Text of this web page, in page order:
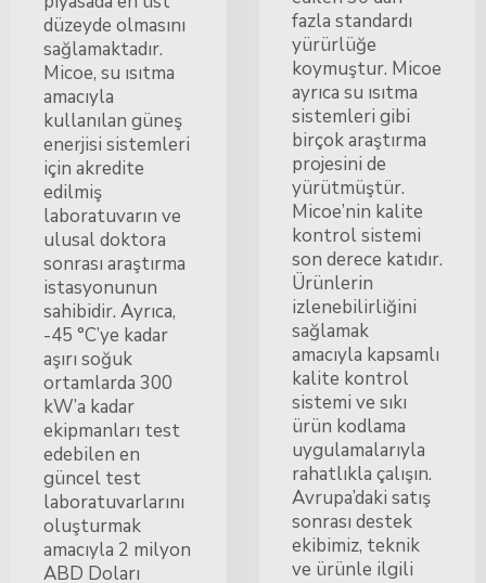
düzeyde olmasını
sağlamaktadır.
Micoe, su ısıtma
amacıyla
kullanılan güneş
enerjisi sistemleri
için akredite
edilmiş
laboratuvarın ve
ulusal doktora
sonrası araştırma
istasyonunun
sahibidir. Ayrıca,
-45 °C’ye kadar
aşırı soğuk
ortamlarda 300
kW’a kadar
ekipmanları test
edebilen en
güncel test
laboratuvarlarını
oluşturmak
amacıyla 2 milyon
ABD Doları
fazla standardı
yürürlüğe
koymuştur. Micoe
ayrıca su ısıtma
sistemleri gibi
birçok araştırma
projesini de
yürütmüştür.
Micoe’nin kalite
kontrol sistemi
son derece katıdır.
Ürünlerin
izlenebilirliğini
sağlamak
amacıyla kapsamlı
kalite kontrol
sistemi ve sıkı
ürün kodlama
uygulamalarıyla
rahatlıkla çalışın.
Avrupa’daki satış
sonrası destek
ekibimiz, teknik
ve ürünle ilgili